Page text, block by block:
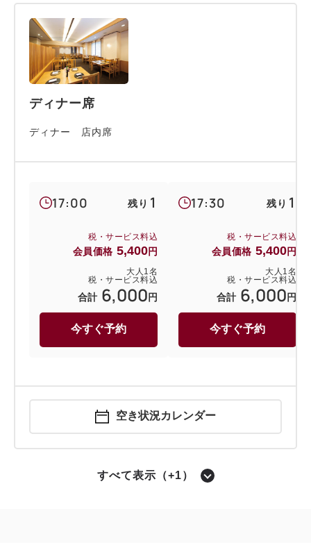
ディナー席
ディナー 店内席
17:00
税・サービス料込
会員価格 5,400円
大人 1名
税・サービス料込
合計 6,000 円
残り 1
今すぐ予約
17:30
税・サービス料込
会員価格 5,400円
大人 1名
税・サービス料込
合計 6,000 円
残り 1
今すぐ予約
空き状況カレンダー
すべて表示（+1）